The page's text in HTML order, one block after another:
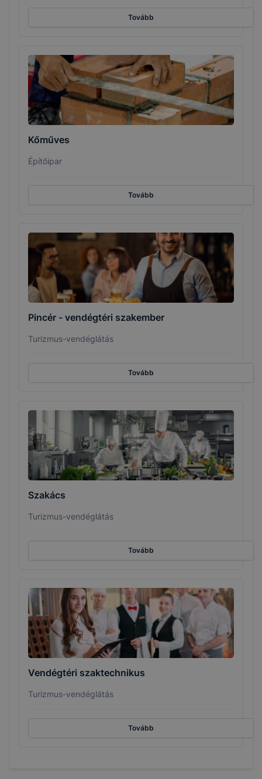
Tovább
Kőműves
Építőipar
Tovább
Pincér - vendégtéri szakember
Turizmus-vendéglátás
Tovább
Szakács
Turizmus-vendéglátás
Tovább
Vendégtéri szaktechnikus
Turizmus-vendéglátás
Tovább